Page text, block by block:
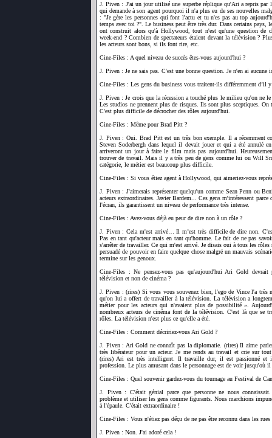
J. Piven : J'ai un jour utilisé une superbe réplique qu'Ari a repris par
qui demande à son agent pourquoi il n'a plus eu de ses nouvelles
: "Je gère les personnes qui font l'actu et tu n'es pas au top
temps avec toi ?". Le business peut être très dur. Dans certains pays,
ont construit alors qu'à Hollywood, tout n'est qu'une question de
week-end ? Combien de spectateurs étaient devant la télévision ?
les acteurs sont bons, si ils font rire, etc.
Cine-Files : A quel niveau de succès êtes-vous aujourd'hui ?
J. Piven : Je ne sais pas. C'est une bonne question. Je n'en ai aucune
Cine-Files : Les gens du business vous traitent-ils différemment d’il y
J. Piven : Je crois que la récession a touché plus le milieu qu'on ne
Les studios ne prennent plus de risques. Ils sont plus sceptiques.
C'est plus difficile de décrocher des rôles aujourd'hui.
Cine-Files : Même pour Brad Pitt ?
J. Piven : Oui. Brad Pitt est un très bon exemple. Il a récemment
Steven Soderbergh dans lequel il devait jouer et qui a été annulé
arriveront un jour à faire le film mais pas aujourd'hui.
trouver de travail. Mais il y a très peu de gens comme lui ou Will
catégorie, le métier est beaucoup plus difficile.
Cine-Files : Si vous étiez agent à Hollywood, qui aimeriez-vous
J. Piven : J'aimerais représenter quelqu'un comme Sean Penn ou
acteurs extraordinaires. Javier Bardem... Ces gens m'intéressent parce
l'écran, ils garantissent un niveau de performance très intense.
Cine-Files : Avez-vous déjà eu peur de dire non à un rôle ?
J. Piven : Cela m'est arrivé… Il m’est très difficile de dire non.
Pas en tant qu'acteur mais en tant qu'homme. Le fait de ne pas
s'arrêter de travailler. Ce qui m'est arrivé. Je disais oui à tous les
persuadé de pouvoir en faire quelque chose malgré un mauvais
termine sur les genoux.
Cine-Files : Ne pensez-vous pas qu'aujourd'hui Ari Gold devrait
télévision et non de cinéma ?
J. Piven : (rires) Si vous vous souvenez bien, l'ego de Vince l'a
qu'on lui a offert de travailler à la télévision. La télévision a
métier pour les acteurs qui n'avaient plus de possibilité ».
nombreux acteurs de cinéma font de la télévision. C'est là que se
rôles. La télévision n'est plus ce qu'elle a été.
Cine-Files : Comment décririez-vous Ari Gold ?
J. Piven : Ari Gold ne connaît pas la diplomatie. (rires) Il aime
très libérateur pour un acteur. Je me rends au travail et crie sur
(rires) Ari est très intelligent. Il travaille dur, il est passionné et
profession. Le plus amusant dans le personnage est de voir jusqu'où
Cine-Files : Quel souvenir gardez-vous du tournage au Festival de
J. Piven : C'était génial parce que personne ne nous
problème et utiliser les gens comme figurants. Nous marchions
à l'épaule. C'était extraordinaire !
Cine-Files : Vous n'étiez pas déçu de ne pas être reconnu dans les rues
J. Piven : Non. J'ai adoré cela !